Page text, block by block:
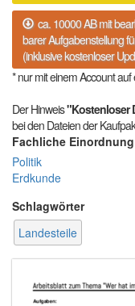
ca. 10000 AB mit
barer Aufgabenstellung
(inklusive kostenloser
* nur mit einem Account auf
Der Hinweis"Kostenloser
bei den Dateien der
Fachliche Einordnung
Politik
Erdkunde
Schlagwörter
Landesteile